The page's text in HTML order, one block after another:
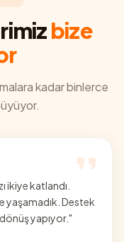
bize
kadar binlerce
ikiye katlandı.
yaşamadık. Destek
yapıyor."